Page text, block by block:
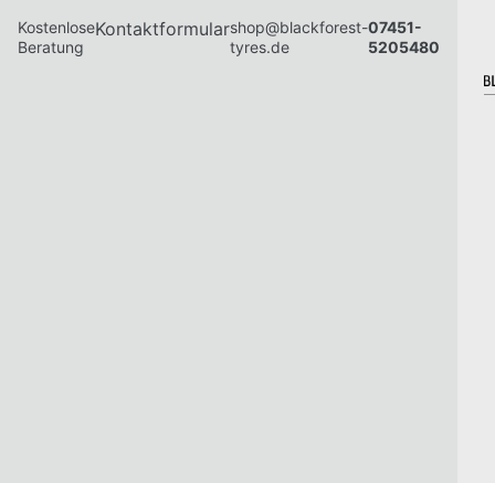
Kostenlose
Beratung
Kontaktformularshop@blackforest-
tyres.de
07451-
5205480